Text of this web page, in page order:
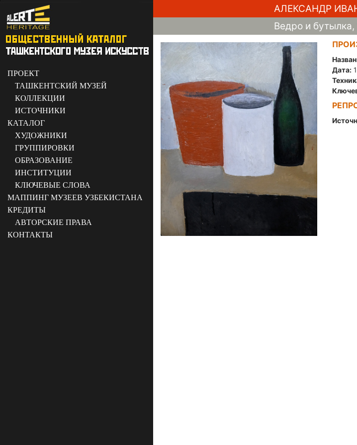
ПРОЕКТ
ТАШКЕНТСКИЙ МУЗЕЙ
КОЛЛЕКЦИИ
ИСТОЧНИКИ
КАТАЛОГ
ХУДОЖНИКИ
ГРУППИРОВКИ
ОБРАЗОВАНИЕ
ИНСТИТУЦИИ
КЛЮЧЕВЫЕ СЛОВА
МАППИНГ МУЗЕЕВ УЗБЕКИСТАНА
КРЕДИТЫ
АВТОРСКИЕ ПРАВА
КОНТАКТЫ
АЛЕКСАНДР
Ведро и бутылка,
Дата: